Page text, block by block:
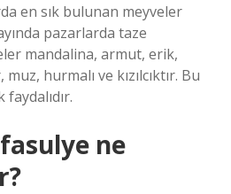
en sık bulunan meyveler
pazarlarda taze
mandalina, armut, erik,
hurmalı ve kızılcıktır. Bu
ne